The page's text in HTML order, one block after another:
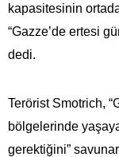
kapasitesinin
“Gazze’de ertesi
dedi.
Terörist Smotrich,
bölgelerinde
gerektiğini”